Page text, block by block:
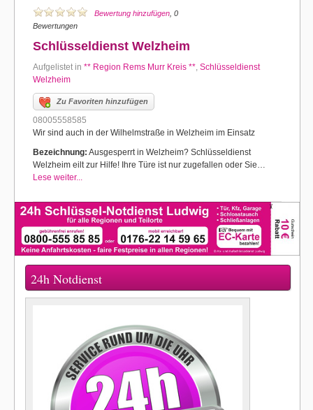
Bewertung hinzufügen , 0
Bewertungen
Schlüsseldienst Welzheim
Aufgelistet in ** Region Rems Murr Kreis **, Schlüsseldienst
Welzheim
Zu Favoriten hinzufügen
08005558585
Wir sind auch in der Wilhelmstraße in Welzheim im Einsatz
Bezeichnung: Ausgesperrt in Welzheim? Schlüsseldienst
Welzheim eilt zur Hilfe! Ihre Türe ist nur zugefallen oder Sie…
Lese weiter...
24h Notdienst